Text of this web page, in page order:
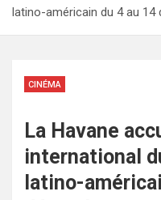
latino-américain du 4 au 14
CINÉMA
La Havane
international
latino-